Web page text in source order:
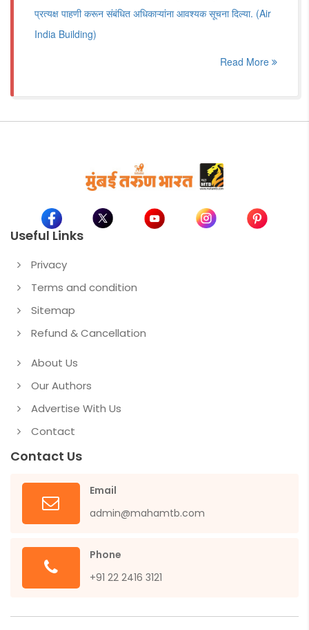
प्रत्यक्ष पाहणी करून संबंधित अधिकाऱ्यांना आवश्यक सूचना दिल्या. (Air
India Building)
Read More
Useful Links
Privacy
Terms and condition
Sitemap
Refund & Cancellation
About Us
Our Authors
Advertise With Us
Contact
Contact Us
Email
admin@mahamtb.com
Phone
+91 22 2416 3121